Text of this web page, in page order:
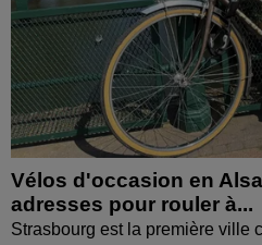
Vélos d'occasion en
adresses pour rouler à...
Strasbourg est la première ville